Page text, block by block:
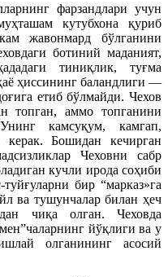
фарзандлари учун
кутубхона қуриб
жавонмард бўлганини
ботиний маданият,
тиниқлик, туғма
ҳиссининг баландлиги —
етиб бўлмайди. Чехов
топган, аммо топганини
камсуқум, камгап,
Бошидан кечирган
Чеховни сабр
кучли ирода соҳиби
бир “марказ»га
ва тушунчалар билан ҳеч
чиқа олган. Чеховда
йўқлиги ва у
олганининг асосий